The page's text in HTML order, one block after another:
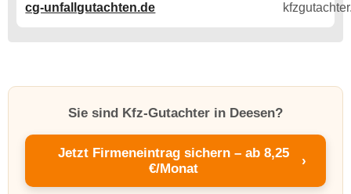
cg-unfallgutachten.de
Sie sind Kfz-Gutachter in Deesen?
Jetzt Firmeneintrag sichern – ab 8,25
€/Monat
›